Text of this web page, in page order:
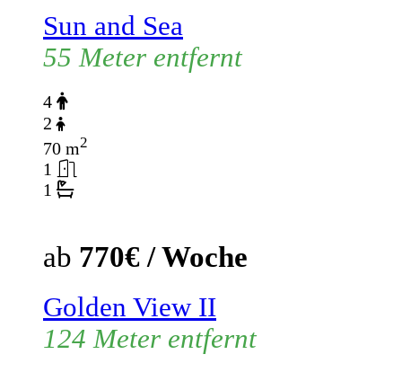
Sun and Sea
55 Meter entfernt
4
2
70 m2
1
1
ab 770€ / Woche
Golden View II
124 Meter entfernt